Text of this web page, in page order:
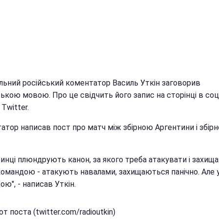
російський коментатор Василь Уткін заговорив
мовою. Про це свідчить його запис на сторінці в
написав пост про матч між збірною Аргентини і
плюндрують канон, за якого треба атакувати і
- атакують навалами, захищаються панічно. Але
- написав Уткін.
поста (twitter.com/radioutkin)